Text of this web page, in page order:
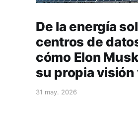
De la energía
centros de
cómo Elon
su propia visión
31 may. 2026